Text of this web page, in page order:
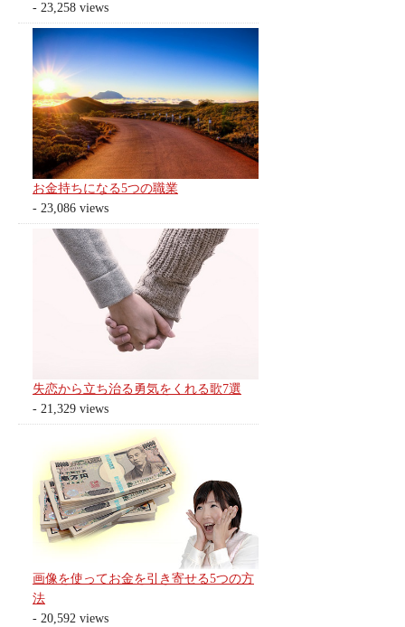
- 23,258 views
お金持ちになる5つの職業
- 23,086 views
失恋から立ち治る勇気をくれる歌7選
- 21,329 views
画像を使ってお金を引き寄せる5つの方
法
- 20,592 views